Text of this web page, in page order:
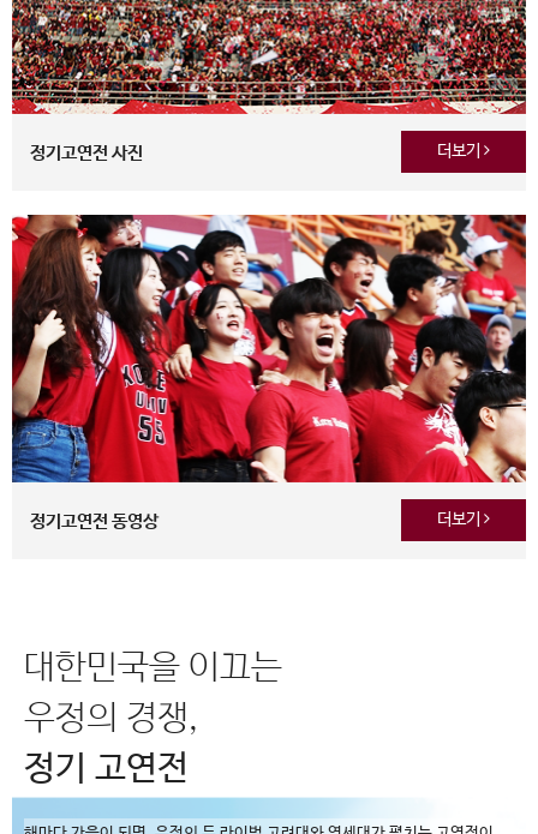
정기고연전 사진 더보기
정기고연전 동영상 더보기
대한민국을 이끄는
우정의 경쟁,
정기 고연전